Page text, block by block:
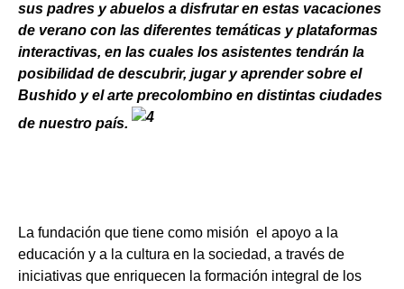
sus padres y abuelos a disfrutar en estas vacaciones
de verano con las diferentes temáticas y plataformas
interactivas, en las cuales los asistentes tendrán la
posibilidad de descubrir, jugar y aprender sobre el
Bushido y el arte precolombino en distintas ciudades
de nuestro país.
La fundación que tiene como misión el apoyo a la
educación y a la cultura en la sociedad, a través de
iniciativas que enriquecen la formación integral de los